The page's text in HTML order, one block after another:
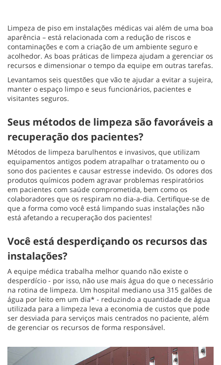
Limpeza de piso em instalações médicas vai além de uma boa
aparência – está relacionada com a redução de riscos e
contaminações e com a criação de um ambiente seguro e
acolhedor. As boas práticas de limpeza ajudam a gerenciar os
recursos e dimensionar o tempo da equipe em outras tarefas.
Levantamos seis questões que vão te ajudar a evitar a sujeira,
manter o espaço limpo e seus funcionários, pacientes e
visitantes seguros.
Seus métodos de limpeza são favoráveis a
recuperação dos pacientes?
Métodos de limpeza barulhentos e invasivos, que utilizam
equipamentos antigos podem atrapalhar o tratamento ou o
sono dos pacientes e causar estresse indevido. Os odores dos
produtos químicos podem agravar problemas respiratórios
em pacientes com saúde comprometida, bem como os
colaboradores que os respiram no dia-a-dia. Certifique-se de
que a forma como você está limpando suas instalações não
está afetando a recuperação dos pacientes!
Você está desperdiçando os recursos das
instalações?
A equipe médica trabalha melhor quando não existe o
desperdício - por isso, não use mais água do que o necessário
na rotina de limpeza. Um hospital mediano usa 315 galões de
água por leito em um dia* - reduzindo a quantidade de água
utilizada para a limpeza leva a economia de custos que pode
ser desviada para serviços mais centrados no paciente, além
de gerenciar os recursos de forma responsável.